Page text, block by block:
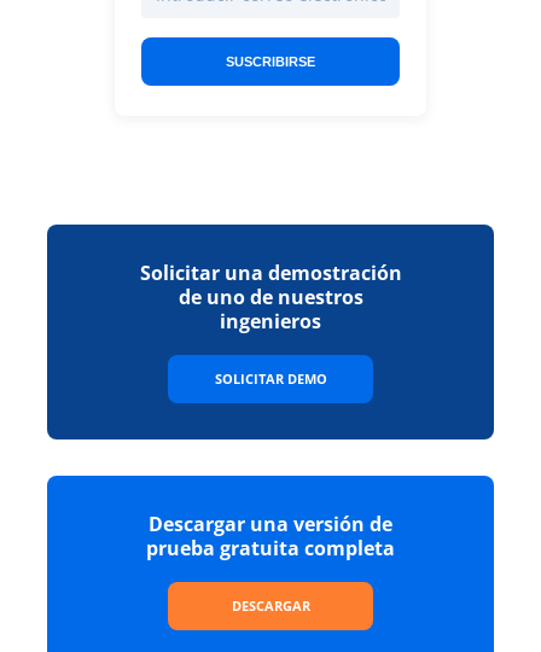
SUSCRIBIRSE
Solicitar una demostración
de uno de nuestros
ingenieros
SOLICITAR DEMO
Descargar una versión de
prueba gratuita completa
DESCARGAR